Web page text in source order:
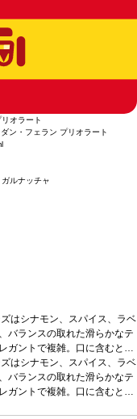
オラート
ン・フェラン プリオラート
ルナッチャ
はシナモン、スパイス、ラベ
バランスの取れた滑らかなテ
ガントで複雑。口に含むとシ
ラクチャーと素晴らしい深味
密でエレガントな一本。合う
魚のキャセロール、チョコレ
はシナモン、スパイス、ラベ
バランスの取れた滑らかなテ
ガントで複雑。口に含むとシ